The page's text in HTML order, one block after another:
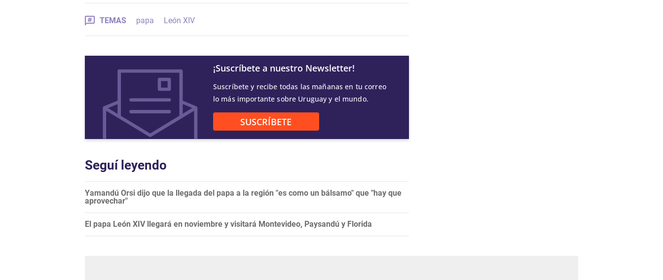
TEMAS papa León XIV
¡Suscríbete a nuestro Newsletter!
Suscríbete y recibe todas las mañanas en tu correo
lo más importante sobre Uruguay y el mundo.
SUSCRÍBETE
Seguí leyendo
Yamandú Orsi dijo que la llegada del papa a la región "es como un bálsamo" que "hay que
aprovechar"
El papa León XIV llegará en noviembre y visitará Montevideo, Paysandú y Florida